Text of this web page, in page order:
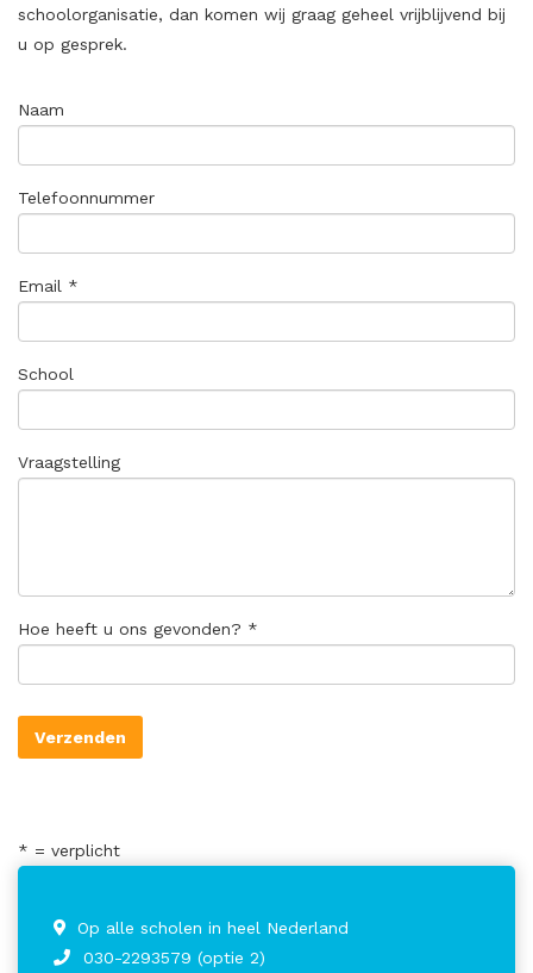
schoolorganisatie, dan komen wij graag geheel vrijblijvend bij
u op gesprek.
Naam
Telefoonnummer
Email *
School
Vraagstelling
Hoe heeft u ons gevonden? *
* = verplicht
Op alle scholen in heel Nederland
030-2293579 (optie 2)